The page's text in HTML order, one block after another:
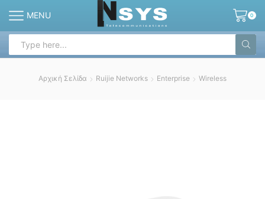
MENU 0
input
Αρχική Σελίδα Ruijie Networks Enterprise Wireless